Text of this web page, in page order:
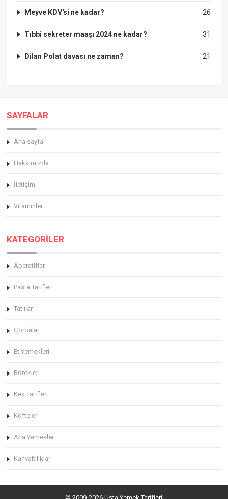
26
Meyve KDV'si ne kadar?
31
Tıbbi sekreter maaşı 2024 ne kadar?
21
Dilan Polat davası ne zaman?
SAYFALAR
Ana sayfa
Hakkimizda
İletişim
Vitaminler
KATEGORİLER
Aperatifler
Pasta Tarifleri
Tatlılar
Çorbalar
Et Yemekleri
Börekler
Kek Tarifleri
Köfteler
Ana Yemekler
Kahvaltılıklar